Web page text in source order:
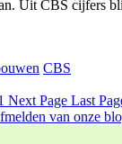
Uit CBS cijfers
CBS
Next Page Last
van onze